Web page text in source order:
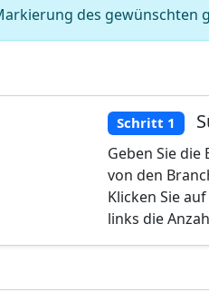
des gewünschten
Schritt 1
Geben Sie die
von den
Klicken Sie
links die